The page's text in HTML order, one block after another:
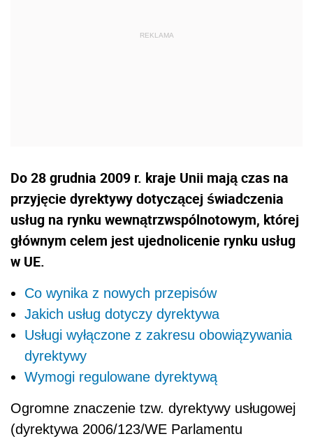
Do 28 grudnia 2009 r. kraje Unii mają czas na
przyjęcie dyrektywy dotyczącej świadczenia
usług na rynku wewnątrzwspólnotowym, której
głównym celem jest ujednolicenie rynku usług
w UE.
Co wynika z nowych przepisów
Jakich usług dotyczy dyrektywa
Usługi wyłączone z zakresu obowiązywania
dyrektywy
Wymogi regulowane dyrektywą
Ogromne znaczenie tzw. dyrektywy usługowej
(dyrektywa 2006/123/WE Parlamentu